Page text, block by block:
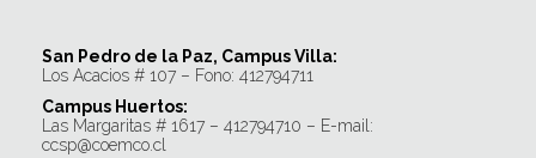
San Pedro de la Paz, Campus Villa:
Los Acacios # 107 – Fono: 412794711
Campus Huertos:
Las Margaritas # 1617 – 412794710 – E-mail:
ccsp@coemco.cl